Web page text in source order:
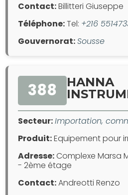
Contact:Billitteri Giuseppe
Téléphone:Tel: +216
Gouvernorat:Sousse
388
HANNA
Secteur:Importation,
Produit:Equipement pour
Adresse:Complexe Marsa
- 2ème étage
Contact:Andreotti Renzo